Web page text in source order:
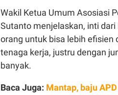
Wakil Ketua Umum Asosiasi
Sutanto menjelaskan, inti
orang untuk bisa lebih
tenaga kerja, justru dengan
banyak.
Baca Juga: Mantap, baju